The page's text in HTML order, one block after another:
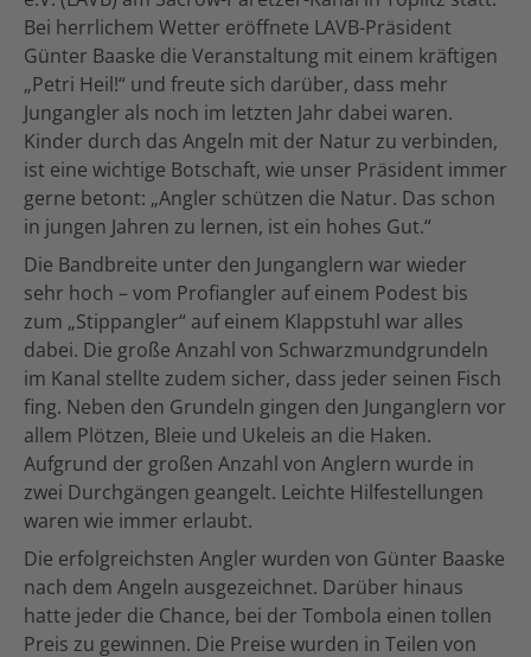
Bei herrlichem Wetter eröffnete LAVB-Präsident
Günter Baaske die Veranstaltung mit einem kräftigen
„Petri Heil!“ und freute sich darüber, dass mehr
Jungangler als noch im letzten Jahr dabei waren.
Kinder durch das Angeln mit der Natur zu verbinden,
ist eine wichtige Botschaft, wie unser Präsident immer
gerne betont: „Angler schützen die Natur. Das schon
in jungen Jahren zu lernen, ist ein hohes Gut.“
Die Bandbreite unter den Junganglern war wieder
sehr hoch – vom Profiangler auf einem Podest bis
zum „Stippangler“ auf einem Klappstuhl war alles
dabei. Die große Anzahl von Schwarzmundgrundeln
im Kanal stellte zudem sicher, dass jeder seinen Fisch
fing. Neben den Grundeln gingen den Junganglern vor
allem Plötzen, Bleie und Ukeleis an die Haken.
Aufgrund der großen Anzahl von Anglern wurde in
zwei Durchgängen geangelt. Leichte Hilfestellungen
waren wie immer erlaubt.
Die erfolgreichsten Angler wurden von Günter Baaske
nach dem Angeln ausgezeichnet. Darüber hinaus
hatte jeder die Chance, bei der Tombola einen tollen
Preis zu gewinnen. Die Preise wurden in Teilen von